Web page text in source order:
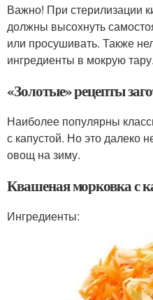
Важно! При стерилизации
должны высохнуть
или просушивать. Также
ингредиенты в мокрую тару.
«Золотые» рецепты
Наиболее популярны
с капустой. Но это далеко
овощ на зиму.
Квашеная морковка с
Ингредиенты: